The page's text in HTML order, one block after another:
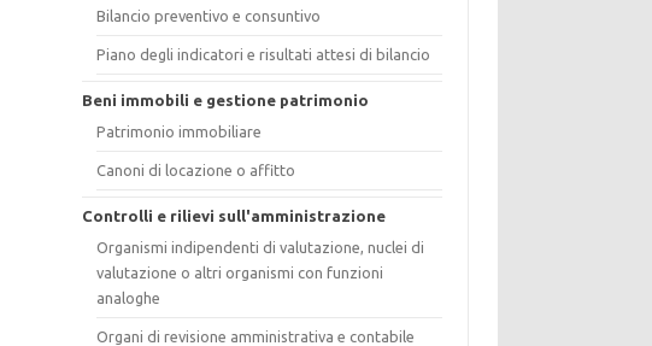
Bilancio preventivo e consuntivo
Piano degli indicatori e risultati attesi di bilancio
Beni immobili e gestione patrimonio
Patrimonio immobiliare
Canoni di locazione o affitto
Controlli e rilievi sull'amministrazione
Organismi indipendenti di valutazione, nuclei di
valutazione o altri organismi con funzioni
analoghe
Organi di revisione amministrativa e contabile